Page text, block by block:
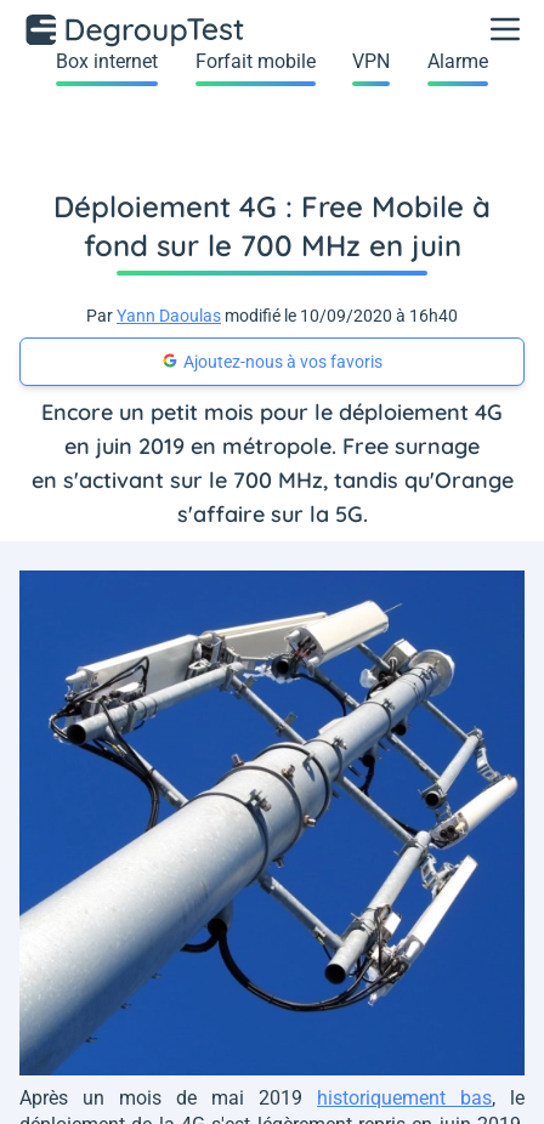
Box internet Forfait mobile VPN Alarme
Déploiement 4G : Free Mobile à
fond sur le 700 MHz en juin
ParYann Daoulas modifié le 10/09/2020 à 16h40
Ajoutez-nous à vos favoris
Encore un petit mois pour le déploiement 4G
en juin 2019 en métropole. Free surnage
en s'activant sur le 700 MHz, tandis qu'Orange
s'affaire sur la 5G.
Après un mois de mai 2019 historiquement bas, le